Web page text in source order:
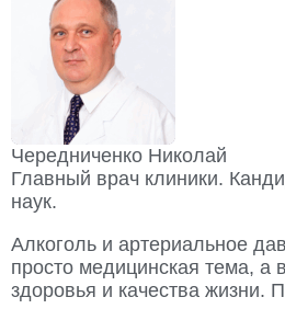
Чередниченко Николай
Главный врач клиники.
наук.
Алкоголь и артериальное
просто медицинская тема, а
здоровья и качества жизни.